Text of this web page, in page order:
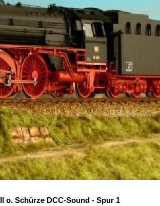
o. Schürze DCC-Sound - Spur 1